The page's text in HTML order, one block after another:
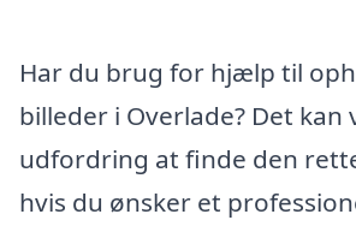
Har du brug for hjælp til
billeder i Overlade? Det kan
udfordring at finde den
hvis du ønsker et